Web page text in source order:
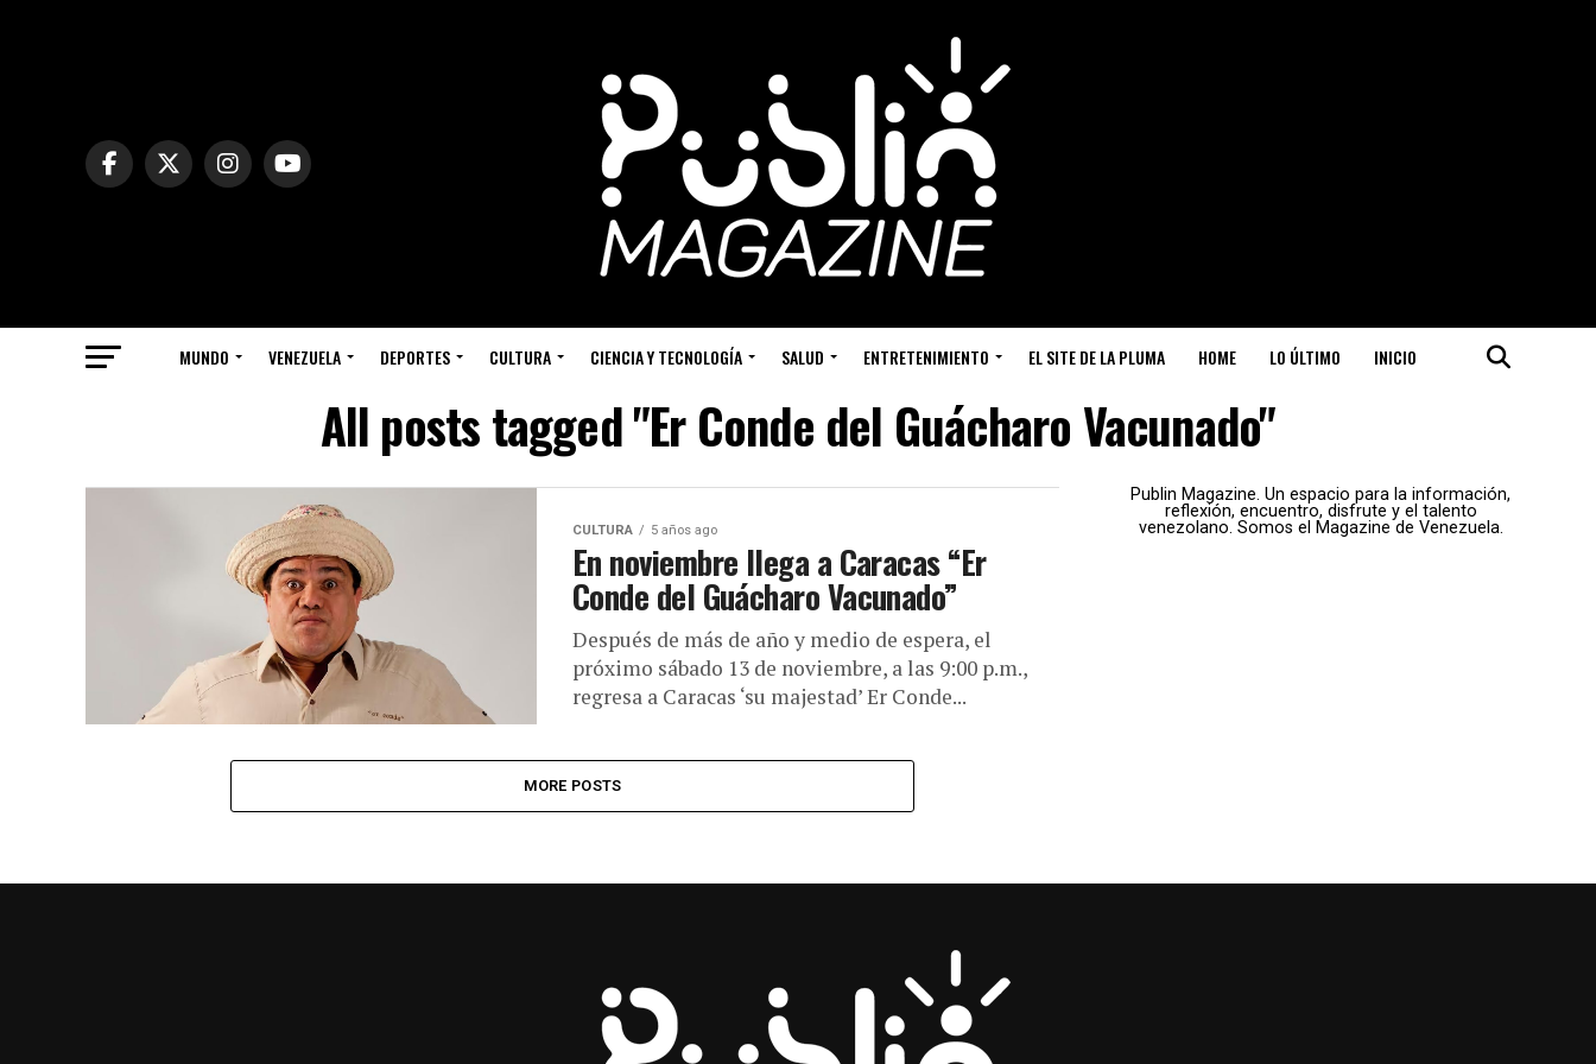
MUNDO VENEZUELA DEPORTES CULTURA CIENCIA Y TECNOLOGÍA SALUD ENTRETENIMIENTO EL SITE DE LA PLUMA HOME LO ÚLTIMO INICIO
All posts tagged "Er Conde del Guácharo Vacunado"
CULTURA 5 años ago
En noviembre llega a Caracas “Er
Conde del Guácharo Vacunado”
Después de más de año y medio de espera, el
próximo sábado 13 de noviembre, a las 9:00 p.m.,
regresa a Caracas ‘su majestad’ Er Conde...
MORE POSTS
Publin Magazine. Un espacio para la información,
reflexión, encuentro, disfrute y el talento
venezolano. Somos el Magazine de Venezuela.